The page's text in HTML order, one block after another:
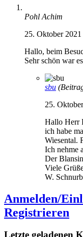
Pohl Achim
25. Oktober
Hallo, beim
Sehr schön war
sbu
25.
Hallo Herr
ich habe
Wiesental.
Ich nehme
Der
Viele
W.
Anmelden/
Registrieren